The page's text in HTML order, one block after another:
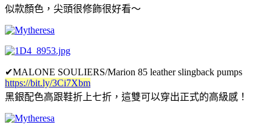
似款顏色，尖頭很修飾很好看～
✔MALONE SOULIERS/Marion 85 leather slingback pumps
https://bit.ly/3Ci7Xbm
黑銀配色高跟鞋折上七折，這雙可以穿出正式的高級感！